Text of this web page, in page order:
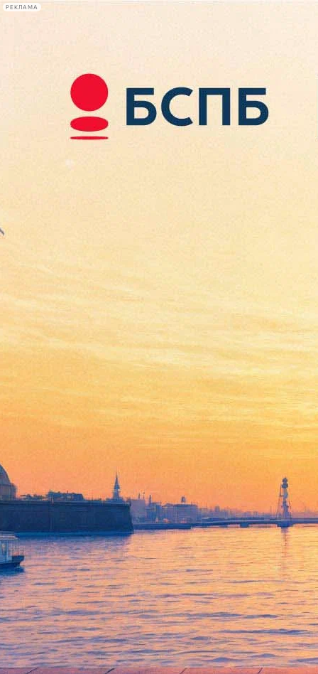
РЕКЛАМА
Сегодня:
2026.08.09
00:59
Афиша Plus
Екатерина Мцитуридзе:
российской культуре нельзя
оказаться в плену у политики
28 августа 2014,12:51 Версия для печати